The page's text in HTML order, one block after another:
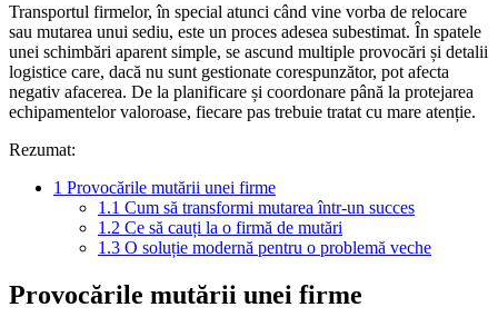
Transportul firmelor, în special atunci când vine vorba de relocare
sau mutarea unui sediu, este un proces adesea subestimat. În spatele
unei schimbări aparent simple, se ascund multiple provocări și detalii
logistice care, dacă nu sunt gestionate corespunzător, pot afecta
negativ afacerea. De la planificare și coordonare până la protejarea
echipamentelor valoroase, fiecare pas trebuie tratat cu mare atenție.
Rezumat:
1 Provocările mutării unei firme
1.1 Cum să transformi mutarea într-un succes
1.2 Ce să cauți la o firmă de mutări
1.3 O soluție modernă pentru o problemă veche
Provocările mutării unei firme